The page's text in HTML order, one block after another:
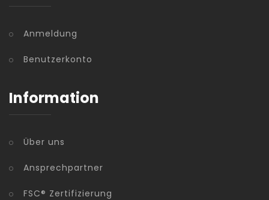
Anmeldung
Benutzerkonto
Information
Über uns
Ansprechpartner
FSC® Zertifizierung